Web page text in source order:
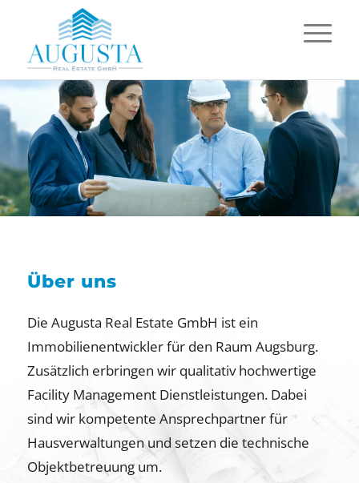
Über uns
Die Augusta Real Estate GmbH ist ein
Immobilienentwickler für den Raum Augsburg.
Zusätzlich erbringen wir qualitativ hochwertige
Facility Management Dienstleistungen. Dabei
sind wir kompetente Ansprechpartner für
Hausverwaltungen und setzen die technische
Objektbetreuung um.